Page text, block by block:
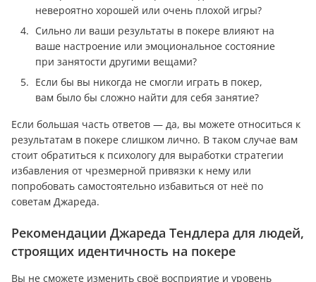
невероятно хорошей или очень плохой игры?
Сильно ли ваши результаты в покере влияют на
ваше настроение или эмоциональное состояние
при занятости другими вещами?
Если бы вы никогда не смогли играть в покер,
вам было бы сложно найти для себя занятие?
Если большая часть ответов — да, вы можете относиться к
результатам в покере слишком лично. В таком случае вам
стоит обратиться к психологу для выработки стратегии
избавления от чрезмерной привязки к нему или
попробовать самостоятельно избавиться от неё по
советам Джареда.
Рекомендации Джареда Тендлера для людей,
строящих идентичность на покере
Вы не сможете изменить своё восприятие и уровень